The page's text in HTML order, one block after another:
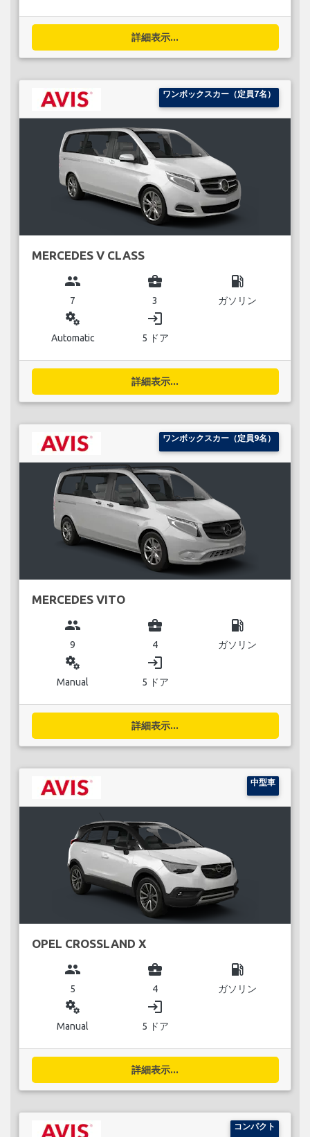
詳細表示...
ワンボックスカー（定員7名）
MERCEDES V CLASS
group
7
business_center
3
local_gas_station
ガソリン
miscellaneous_services
Automatic
login
5 ドア
詳細表示...
ワンボックスカー（定員9名）
MERCEDES VITO
group
9
business_center
4
local_gas_station
ガソリン
miscellaneous_services
Manual
login
5 ドア
詳細表示...
中型車
OPEL CROSSLAND X
group
5
business_center
4
local_gas_station
ガソリン
miscellaneous_services
Manual
login
5 ドア
詳細表示...
コンパクト